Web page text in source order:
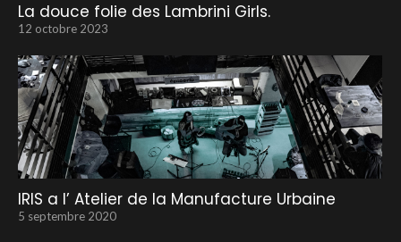
La douce folie des Lambrini Girls.
12 octobre 2023
IRIS a l’ Atelier de la Manufacture Urbaine
5 septembre 2020